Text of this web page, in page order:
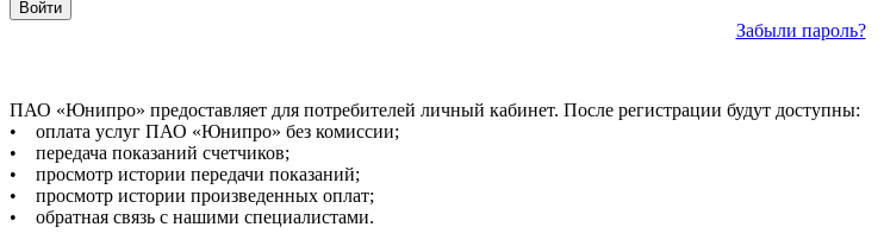
ПАО «Юнипро» предоставляет для потребителей личный кабинет. После регистрации будут доступны:
• оплата услуг ПАО «Юнипро» без комиссии;
• передача показаний счетчиков;
• просмотр истории передачи показаний;
• просмотр истории произведенных оплат;
• обратная связь с нашими специалистами.
Забыли пароль?